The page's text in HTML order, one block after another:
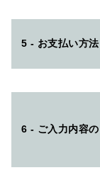
5 - お支払い方
6 - ご入力内容